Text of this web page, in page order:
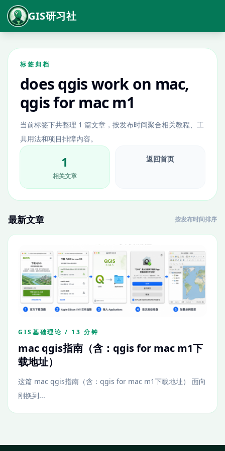
GIS研习社
标签归档
does qgis work on mac,
qgis for mac m1
当前标签下共整理 1 篇文章，按发布时间聚合相关教程、工
具用法和项目排障内容。
1
相关文章
返回首页
最新文章 按发布时间排序
GIS基础理论 / 13 分钟
mac qgis指南（含：qgis for mac m1下
载地址）
这篇 mac qgis指南（含：qgis for mac m1下载地址） 面向
刚换到...